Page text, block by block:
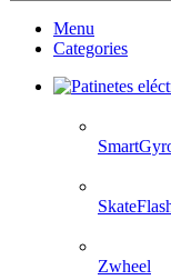
Menu
Categories
Zwheel